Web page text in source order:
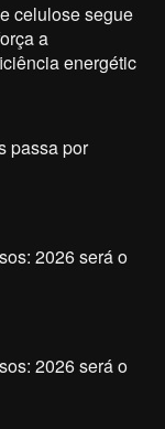
celulose segue
a
energétic
passa por
2026 será o
2026 será o